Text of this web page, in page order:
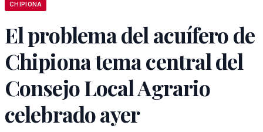
CHIPIONA
El problema del acuífero de
Chipiona tema central del
Consejo Local Agrario
celebrado ayer